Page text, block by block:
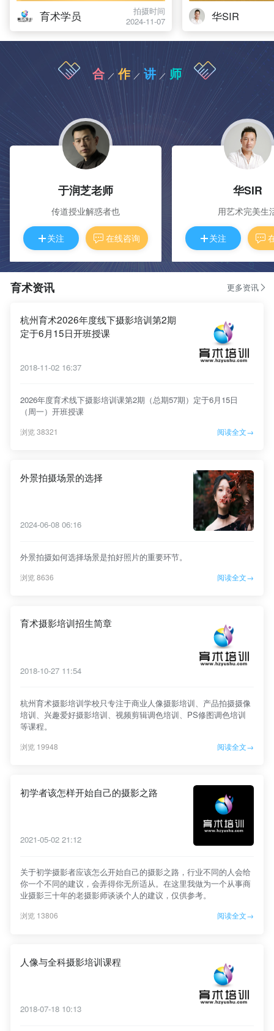
育术学员
拍摄时间
2024-11-07
华SIR
合 ／ 作 ／ 讲 ／ 师
于润芝老师
传道授业解惑者也
关注 在线咨询
华SIR
用艺术完美生
关注
育术资讯 更多资讯
杭州育术2026年度线下摄影培训第2期
定于6月15日开班授课
2018-11-02 16:37
2026年度育术线下摄影培训课第2期（总期57期）定于6月15日
（周一）开班授课
浏览 38321 阅读全文→
外景拍摄场景的选择
2024-06-08 06:16
外景拍摄如何选择场景是拍好照片的重要环节。
浏览 8636 阅读全文→
育术摄影培训招生简章
2018-10-27 11:54
杭州育术摄影培训学校只专注于商业人像摄影培训、产品拍摄摄像
培训、兴趣爱好摄影培训、视频剪辑调色培训、PS修图调色培训
等课程。
浏览 19948 阅读全文→
初学者该怎样开始自己的摄影之路
2021-05-02 21:12
关于初学摄影者应该怎么开始自己的摄影之路，行业不同的人会给
你一个不同的建议，会弄得你无所适从。在这里我做为一个从事商
业摄影三十年的老摄影师谈谈个人的建议，仅供参考。
浏览 13806 阅读全文→
人像与全科摄影培训课程
2018-07-18 10:13